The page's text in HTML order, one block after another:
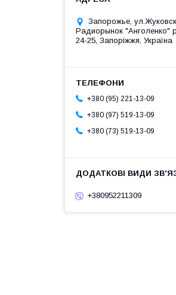
Запорожье,
Радиорынок "Анголенко"
24-25, Запоріжжя, Україна
+380 (95) 221-13-09
+380 (97) 519-13-09
+380 (73) 519-13-09
+380952211309